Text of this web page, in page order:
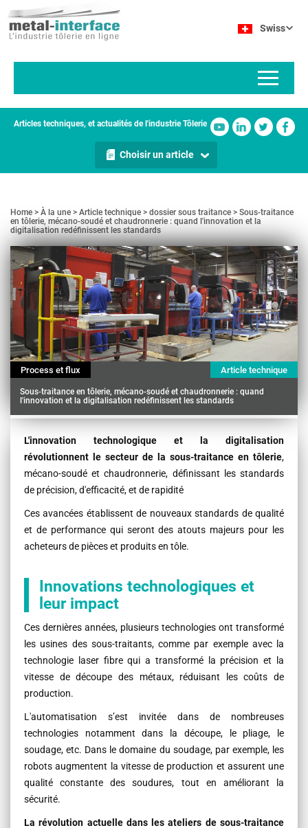
au
contenu
Swiss
Articles techniques, et actualités de l'industrie Tôlerie
Choisir un article
Home À la une Article technique dossier sous traitance
Sous-traitance
en tôlerie, mécano-soudé et chaudronnerie : quand l'innovation et la
digitalisation redéfinissent les standards
Process et flux Article technique
Sous-traitance en tôlerie, mécano-soudé et chaudronnerie : quand
l'innovation et la digitalisation redéfinissent les standards
Contenu
L'innovation technologique et la digitalisation
révolutionnent le secteur de la sous-traitance en tôlerie,
mécano-soudé et chaudronnerie, définissant les standards
de précision, d'efficacité, et de rapidité
Ces avancées établissent de nouveaux standards de qualité
et de performance qui seront des atouts majeurs pour les
acheteurs de pièces et produits en tôle.
Innovations technologiques et
leur impact
Ces dernières années, plusieurs technologies ont transformé
les usines des sous-traitants, comme par exemple avec la
technologie laser fibre qui a transformé la précision et la
vitesse de découpe des métaux, réduisant les coûts de
production.
L'automatisation s’est invitée dans de nombreuses
technologies notamment dans la découpe, le pliage, le
soudage, etc. Dans le domaine du soudage, par exemple, les
robots augmentent la vitesse de production et assurent une
qualité constante des soudures, tout en améliorant la
sécurité.
La révolution actuelle dans les ateliers de sous-traitance